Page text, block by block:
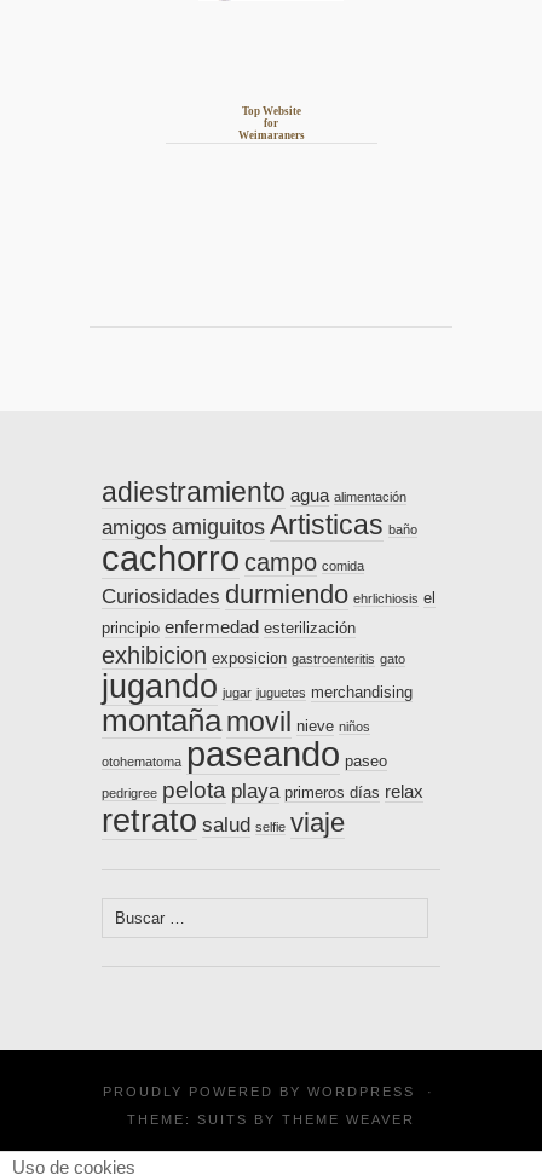
Top Website
for
Weimaraners
adiestramiento agua alimentación
amigos amiguitos Artisticas baño
cachorro campo comida
Curiosidades durmiendo ehrlichiosis el
principio enfermedad esterilización
exhibicion exposicion gastroenteritis gato
jugando jugar juguetes merchandising
montañamovil nieve niños
otohematoma paseando paseo
pedrigree pelota playa primeros días relax
retrato salud selfie viaje
Buscar:
PROUDLY POWERED BY WORDPRESS
·
THEME: SUITS BY THEME WEAVER
Uso de cookies